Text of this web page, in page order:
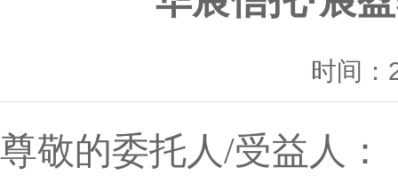
时间：
尊敬的委托人/受益人：